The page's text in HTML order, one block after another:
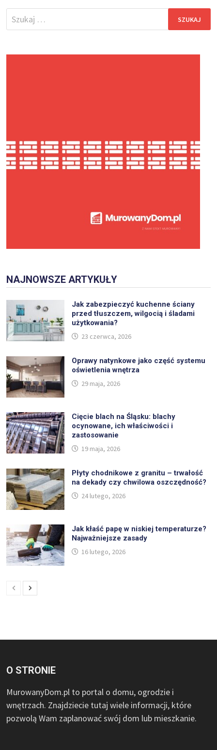
Szukaj:
NAJNOWSZE ARTYKUŁY
Jak zabezpieczyć kuchenne ściany
przed tłuszczem, wilgocią i śladami
użytkowania?
23 czerwca, 2026
Oprawy natynkowe jako część systemu
oświetlenia wnętrza
29 maja, 2026
Cięcie blach na Śląsku: blachy
ocynowane, ich właściwości i
zastosowanie
19 maja, 2026
Płyty chodnikowe z granitu – trwałość
na dekady czy chwilowa oszczędność?
24 lutego, 2026
Jak kłaść papę w niskiej temperaturze?
Najważniejsze zasady
16 lutego, 2026
O STRONIE
MurowanyDom.pl to portal o domu, ogrodzie i
wnętrzach. Znajdziecie tutaj wiele informacji, które
pozwolą Wam zaplanować swój dom lub mieszkanie.